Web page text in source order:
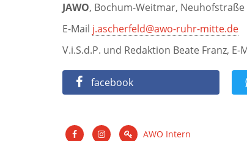
JAWO, Bochum-Weitmar,
E-Mail j.ascherfeld@awo-ruhr-mitte.de
V.i.S.d.P. und Redaktion Beate Franz, E-
facebook
AWO Intern